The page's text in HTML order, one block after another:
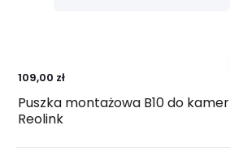
109,00 zł
Puszka montażowa B10 do kamer
Reolink